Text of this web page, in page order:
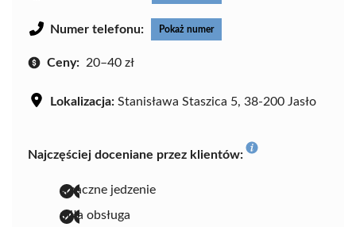
Numer telefonu: Pokaż numer
Ceny: 20–40 zł
Lokalizacja: Stanisława Staszica 5, 38-200 Jasło
Najczęściej doceniane przez klientów:
smaczne jedzenie
miła obsługa